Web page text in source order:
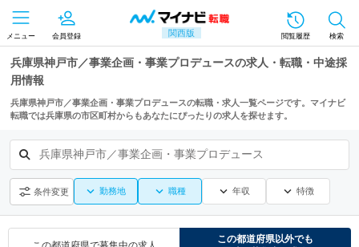
関西版
メニュー 会員登録 閲覧履歴 検索
兵庫県神戸市／事業企画・事業プロデュースの求人・転職・中途採
用情報
兵庫県神戸市／事業企画・事業プロデュースの転職・求人一覧ページです。マイナビ
転職では兵庫県の市区町村からもあなたにぴったりの求人を探せます。
兵庫県神戸市／事業企画・事業プロデュース
条件変更 勤務地 職種 年収 特徴
この都道府県以外でも